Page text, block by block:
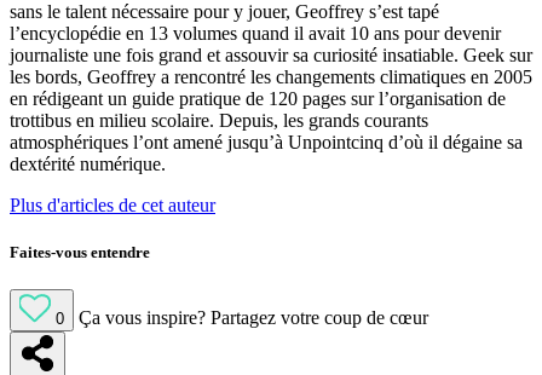
sans le talent nécessaire pour y jouer, Geoffrey s’est tapé
l’encyclopédie en 13 volumes quand il avait 10 ans pour devenir
journaliste une fois grand et assouvir sa curiosité insatiable. Geek sur
les bords, Geoffrey a rencontré les changements climatiques en 2005
en rédigeant un guide pratique de 120 pages sur l’organisation de
trottibus en milieu scolaire. Depuis, les grands courants
atmosphériques l’ont amené jusqu’à Unpointcinq d’où il dégaine sa
dextérité numérique.
Plus d'articles de cet auteur
Faites-vous entendre
0 Ça vous inspire? Partagez votre coup de cœur